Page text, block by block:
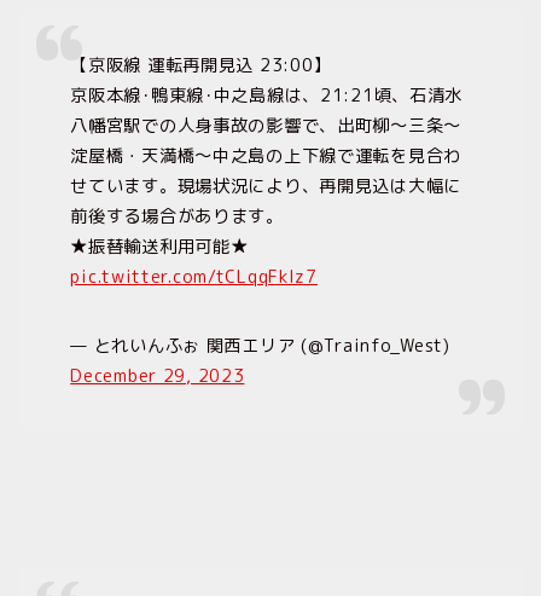
【京阪線 運転再開見込 23:00】
京阪本線･鴨東線･中之島線は、21:21頃、石清水
八幡宮駅での人身事故の影響で、出町柳〜三条〜
淀屋橋・天満橋〜中之島の上下線で運転を見合わ
せています。現場状況により、再開見込は大幅に
前後する場合があります。
★振替輸送利用可能★
pic.twitter.com/tCLqqFkIz7
— とれいんふぉ 関西エリア (@Trainfo_West)
December 29, 2023